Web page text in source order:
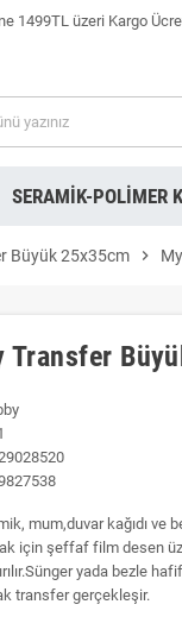
1499TL üzeri Kargo
SERAMIK-POLIMER
Büyük 25x35cm chevron_right
Transfer
mum,duvar kağıdı ve
için şeffaf film desen
yada bezle
transfer gerçekleşir.